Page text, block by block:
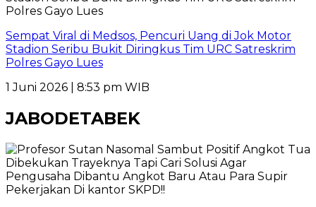
Sempat Viral di Medsos, Pencuri Uang di Jok Motor
Stadion Seribu Bukit Diringkus Tim URC Satreskrim
Polres Gayo Lues
1 Juni 2026 | 8:53 pm WIB
JABODETABEK